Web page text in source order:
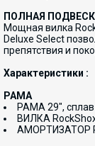
ПОЛНАЯ
Мощная вилка
Deluxe Select
препятствия и
Характеристики :
РАМА
РАМА 29",
ВИЛКА
АМОРТИЗАТОР